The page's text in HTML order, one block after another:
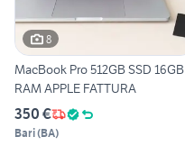
8
MacBook Pro 512GB SSD 16GB
RAM APPLE FATTURA
350 €
Bari(BA)